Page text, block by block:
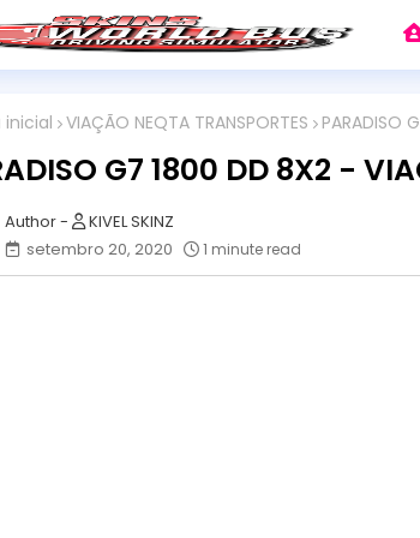
inicial VIAÇÃO NEQTA TRANSPORTES PARADISO
G7 1800 DD 8X2 -
KIVEL SKINZ
setembro 20, 2020
1 minute read